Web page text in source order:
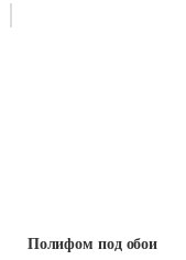
Полифом под обои